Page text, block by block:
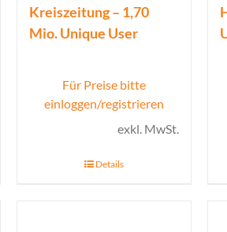
Kreiszeitung – 1,70
Mio. Unique User
Für Preise bitte
einloggen/registrieren
exkl. MwSt.
Details